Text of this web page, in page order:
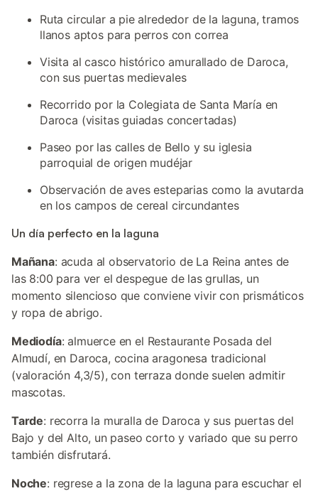
Ruta circular a pie alrededor de la laguna, tramos
llanos aptos para perros con correa
Visita al casco histórico amurallado de Daroca,
con sus puertas medievales
Recorrido por la Colegiata de Santa María en
Daroca (visitas guiadas concertadas)
Paseo por las calles de Bello y su iglesia
parroquial de origen mudéjar
Observación de aves esteparias como la avutarda
en los campos de cereal circundantes
Un día perfecto en la laguna
Mañana: acuda al observatorio de La Reina antes de
las 8:00 para ver el despegue de las grullas, un
momento silencioso que conviene vivir con prismáticos
y ropa de abrigo.
Mediodía: almuerce en el Restaurante Posada del
Almudí, en Daroca, cocina aragonesa tradicional
(valoración 4,3/5), con terraza donde suelen admitir
mascotas.
Tarde: recorra la muralla de Daroca y sus puertas del
Bajo y del Alto, un paseo corto y variado que su perro
también disfrutará.
Noche: regrese a la zona de la laguna para escuchar el